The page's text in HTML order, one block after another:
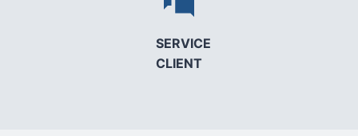
SERVICE
CLIENT